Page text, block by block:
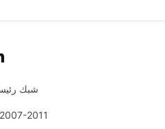
شبك رئيسي
2011